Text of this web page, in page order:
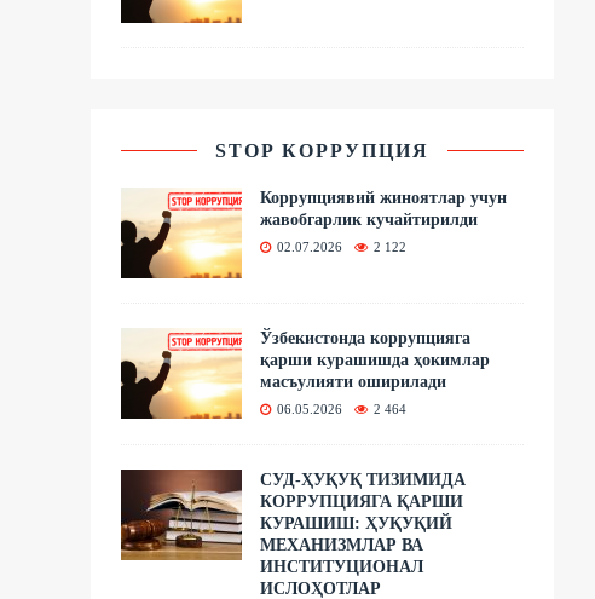
STOP КОРРУПЦИЯ
Коррупциявий жиноятлар учун
жавобгарлик кучайтирилди
02.07.2026 2 122
Ўзбекистонда коррупцияга
қарши курашишда ҳокимлар
масъулияти оширилади
06.05.2026 2 464
СУД-ҲУҚУҚ ТИЗИМИДА
КОРРУПЦИЯГА ҚАРШИ
КУРАШИШ: ҲУҚУҚИЙ
МЕХАНИЗМЛАР ВА
ИНСТИТУЦИОНАЛ
ИСЛОҲОТЛАР